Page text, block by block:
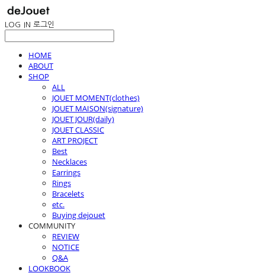
LOG IN 로그인
HOME
ABOUT
SHOP
ALL
JOUET MOMENT(clothes)
JOUET MAISON(signature)
JOUET JOUR(daily)
JOUET CLASSIC
ART PROJECT
Best
Necklaces
Earrings
Rings
Bracelets
etc.
Buying dejouet
COMMUNITY
REVIEW
NOTICE
Q&A
LOOKBOOK